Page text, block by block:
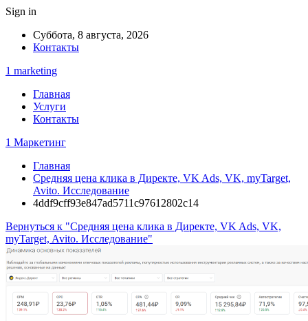
Sign in
Суббота, 8 августа, 2026
Контакты
1 marketing
Главная
Услуги
Контакты
1 Маркетинг
Главная
Средняя цена клика в Директе, VK Ads, VK, myTarget,
Avito. Исследование
4ddf9cff93e847ad5711c97612802c14
Вернуться к "Средняя цена клика в Директе, VK Ads, VK,
myTarget, Avito. Исследование"